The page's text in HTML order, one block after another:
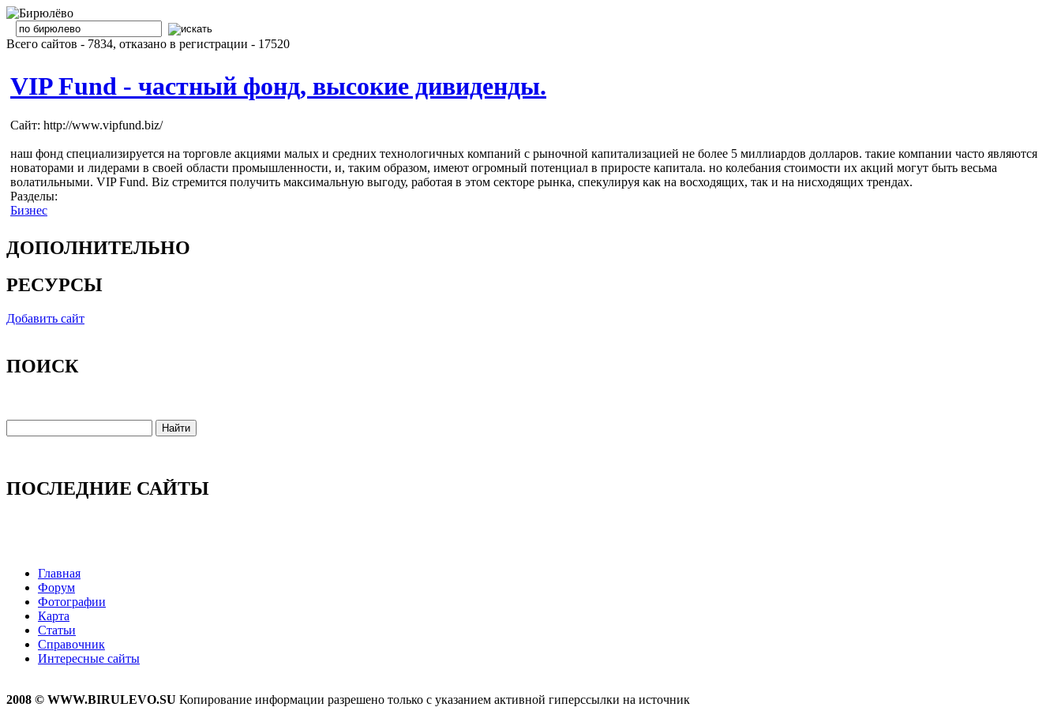
Всего сайтов - 7834, отказано в регистрации - 17520
VIP Fund - частный фонд, высокие дивиденды.
Сайт: http://www.vipfund.biz/
наш фонд специализируется на торговле акциями малых и средних технологичных компаний с рыночной капитализацией не более 5 миллиардов долларов. такие компании часто являются
новаторами и лидерами в своей области промышленности, и, таким образом, имеют огромный потенциал в приросте капитала. но колебания стоимости их акций могут быть весьма
волатильными. VIP Fund. Biz стремится получить максимальную выгоду, работая в этом секторе рынка, спекулируя как на восходящих, так и на нисходящих трендах.
Разделы:
Бизнес
ДОПОЛНИТЕЛЬНО
РЕСУРСЫ
Добавить сайт
ПОИСК
ПОСЛЕДНИЕ САЙТЫ
Главная
Форум
Фотографии
Карта
Статьи
Справочник
Интересные сайты
2008 © WWW.BIRULEVO.SU Копирование информации разрешено только с указанием активной гиперссылки на источник